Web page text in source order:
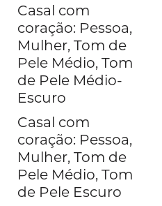
Casal com
coração: Pessoa,
Mulher, Tom de
Pele Médio, Tom
de Pele Médio-
Escuro
Casal com
coração: Pessoa,
Mulher, Tom de
Pele Médio, Tom
de Pele Escuro